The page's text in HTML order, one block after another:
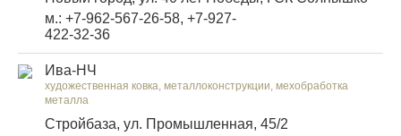
м.: +7-962-567-26-58, +7-927-
422-32-36
Ива-НЧ
художественная ковка, металлоконструкции, мехобработка
металла
Стройбаза, ул. Промышленная, 45/2